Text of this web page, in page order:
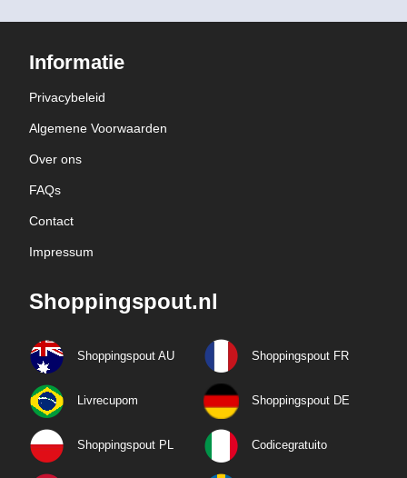
Informatie
Privacybeleid
Algemene Voorwaarden
Over ons
FAQs
Contact
Impressum
Shoppingspout.nl
Shoppingspout AU Shoppingspout FR
Livrecupom Shoppingspout DE
Shoppingspout PL Codicegratuito